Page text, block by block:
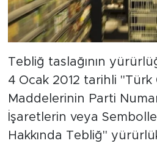
Tebliğ taslağının
4 Ocak 2012 tarihli "Türk
Maddelerinin Parti
İşaretlerin veya
Hakkında Tebliğ"